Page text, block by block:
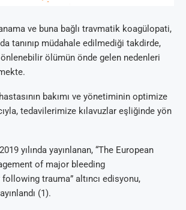
ve buna bağlı travmatik koagülopati,
tanınıp müdahale edilmediği takdirde,
ölümün önde gelen nedenleri
bakımı ve yönetiminin optimize
tedavilerimize kılavuzlar eşliğinde yön
yılında yayınlanan, “The European
of major bleeding
trauma” altıncı edisyonu,
(1).